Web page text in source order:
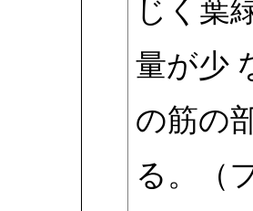
じく葉
量が少
の筋の
る。（